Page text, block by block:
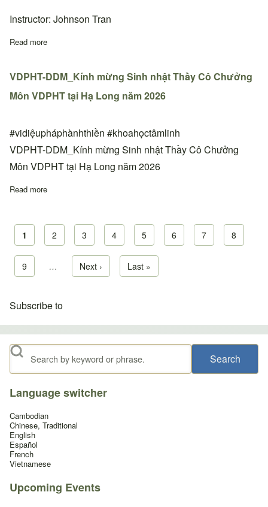
Instructor: Johnson Tran
Read more
VDPHT-DDM_Kính mừng Sinh nhật Thầy Cô Chưởng
Môn VDPHT tại Hạ Long năm 2026
#vidiệupháphànhthiền #khoahọctâmlinh
VDPHT-DDM_Kính mừng Sinh nhật Thầy Cô Chưởng
Môn VDPHT tại Hạ Long năm 2026
Read more
Pagination
Current page
1 Page
2 Page
3 Page
4 Page
5 Page
6 Page
7 Page
8
Page
9 … Next page
Next › Last page
Last »
Subscribe to
Search
Language switcher
Cambodian
Chinese, Traditional
English
Español
French
Vietnamese
Upcoming Events